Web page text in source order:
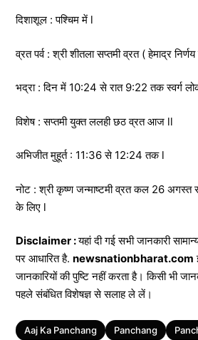
दिशाशूल : पश्चिम में l
व्रत पर्व : श्री शीतला सप्तमी व्रत ( हेमाद्र
भद्रा : दिन में 10:24 से रात 9:22 तक स्वर्ग
विशेष : सप्तमी युक्त ललही छठ व्रत आज ll
अभिजीत मुहूर्त : 11:36 से 12:24 तक l
नोट : श्री कृष्ण जन्माष्टमी व्रत कल 26 अगस्त
के लिए l
Disclaimer :यहां दी गई सभी जानकारी
पर आधारित है. newsnationbharat.com
जानकारियों की पुष्टि नहीं करता है। किसी भी
पहले संबंधित विशेषज्ञ से सलाह ले लें।
Tags
Aaj Ka Panchang Panchang